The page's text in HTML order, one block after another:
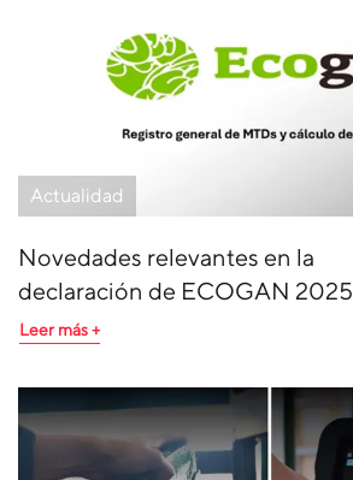
Actualidad
Novedades relevantes en la
declaración de ECOGAN 2025
Leer más +